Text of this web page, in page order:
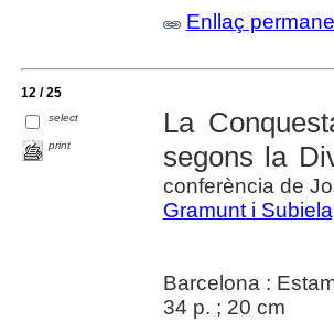
Enllaç
12 / 25
select
print
La
segons la
conferència de
Gramunt i
Barcelona :
34 p. ; 20 cm